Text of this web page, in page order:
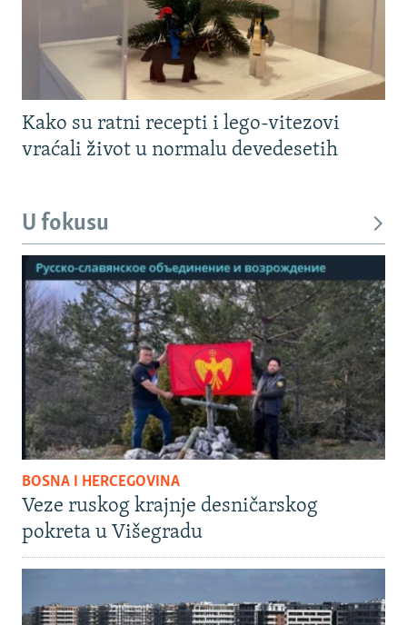
Kako su ratni recepti i lego-vitezovi
vraćali život u normalu devedesetih
U fokusu
BOSNA I HERCEGOVINA
Veze ruskog krajnje desničarskog
pokreta u Višegradu